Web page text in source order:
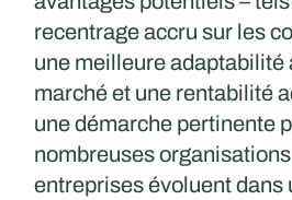
recentrage accru sur les
une meilleure adaptabilité
marché et une rentabilité
une démarche pertinente
nombreuses
entreprises évoluent dans